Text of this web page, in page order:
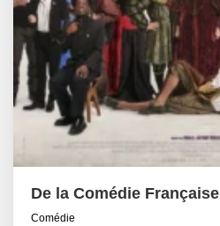
De la Comédie Française
Comédie